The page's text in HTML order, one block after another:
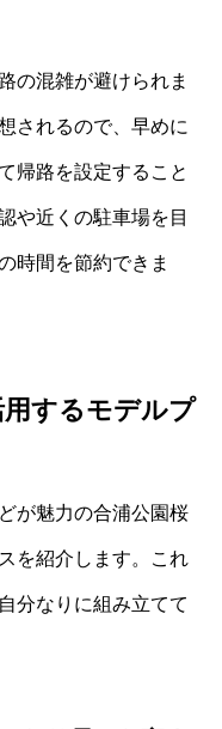
の混雑が避けられま
されるので、早めに
帰路を設定すること
や近くの駐車場を目
時間を節約できま
するモデルプ
が魅力の合浦公園桜
を紹介します。これ
分なりに組み立てて